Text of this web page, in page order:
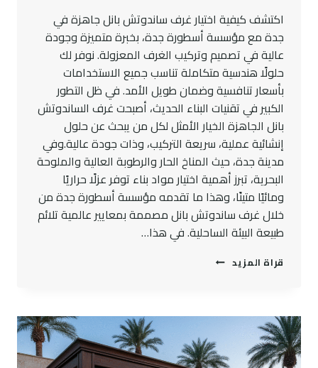
اكتشف كيفية اختيار غرف ساندوتش بانل جاهزة في
جدة مع مؤسسة أسطورة جدة، بخبرة متميزة وجودة
عالية في تصميم وتركيب الغرف المعزولة. نوفر لك
حلولًا هندسية متكاملة تناسب جميع الاستخدامات
بأسعار تنافسية وضمان طويل الأمد. في ظل التطور
الكبير في تقنيات البناء الحديث، أصبحت غرف الساندوتش
بانل الجاهزة الخيار الأمثل لكل من يبحث عن حلول
إنشائية عملية، سريعة التركيب، وذات جودة عالية.وفي
مدينة جدة، حيث المناخ الحار والرطوبة العالية والملوحة
البحرية، تبرز أهمية اختيار مواد بناء توفر عزلًا حراريًا
ومائيًا متينًا، وهذا ما تقدمه مؤسسة أسطورة جدة من
خلال غرف ساندوتش بانل مصممة بمعايير عالمية تلائم
طبيعة البيئة الساحلية. في هذا…
قراة المزيد كيفية
بانل
جدة